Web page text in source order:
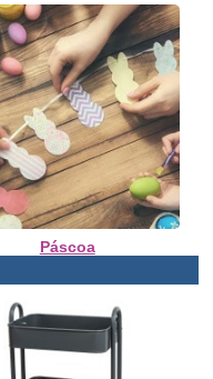
Páscoa